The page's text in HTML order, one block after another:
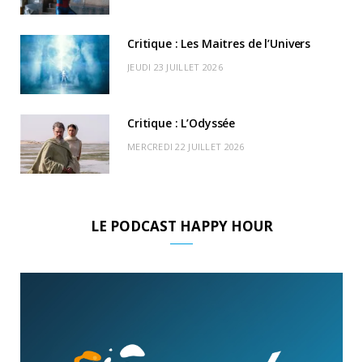
)
Critique : Les Maitres de l’Univers
JEUDI 23 JUILLET 2026
Critique : L’Odyssée
MERCREDI 22 JUILLET 2026
LE PODCAST HAPPY HOUR